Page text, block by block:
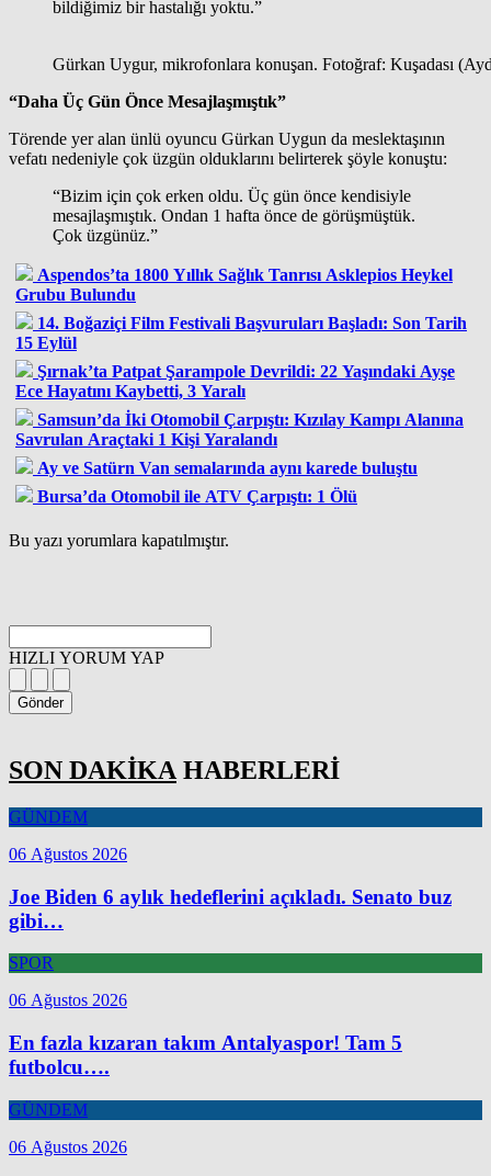
bildiğimiz bir hastalığı yoktu.”
Gürkan Uygur, mikrofonlara konuşan. Fotoğraf: Kuşadası
“Daha Üç Gün Önce Mesajlaşmıştık”
Törende yer alan ünlü oyuncu Gürkan Uygun da meslektaşının
vefatı nedeniyle çok üzgün olduklarını belirterek şöyle konuştu:
“Bizim için çok erken oldu. Üç gün önce kendisiyle
mesajlaşmıştık. Ondan 1 hafta önce de görüşmüştük.
Çok üzgünüz.”
Aspendos’ta 1800 Yıllık Sağlık Tanrısı Asklepios Heykel
Grubu Bulundu
14. Boğaziçi Film Festivali Başvuruları Başladı: Son Tarih
15 Eylül
Şırnak’ta Patpat Şarampole Devrildi: 22 Yaşındaki Ayşe
Ece Hayatını Kaybetti, 3 Yaralı
Samsun’da İki Otomobil Çarpıştı: Kızılay Kampı Alanına
Savrulan Araçtaki 1 Kişi Yaralandı
Ay ve Satürn Van semalarında aynı karede buluştu
Bursa’da Otomobil ile ATV Çarpıştı: 1 Ölü
Bu yazı yorumlara kapatılmıştır.
HIZLI YORUM YAP
Gönder
SON DAKİKA HABERLERİ
GÜNDEM
06 Ağustos 2026
Joe Biden 6 aylık hedeflerini açıkladı. Senato buz
gibi…
SPOR
06 Ağustos 2026
En fazla kızaran takım Antalyaspor! Tam 5
futbolcu….
GÜNDEM
06 Ağustos 2026